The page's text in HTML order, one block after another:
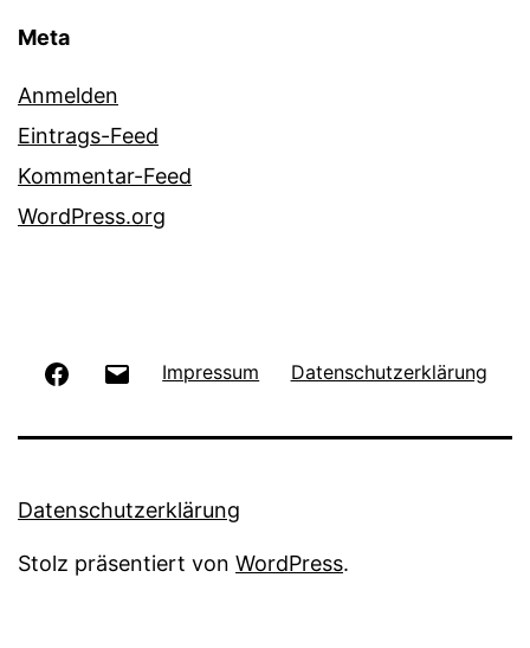
Meta
Anmelden
Eintrags-Feed
Kommentar-Feed
WordPress.org
Facebook Impressum Datenschutzerklärung
Datenschutzerklärung
Stolz präsentiert von WordPress.